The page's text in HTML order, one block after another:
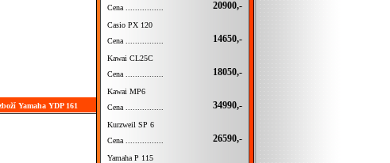
Yamaha YDP 161
Cena ................
20900,-
Casio PX 120
Cena ................
14650,-
Kawai CL25C
Cena ................
18050,-
Kawai MP6
Cena ................
34990,-
Kurzweil SP 6
Cena ................
26590,-
Yamaha P 115